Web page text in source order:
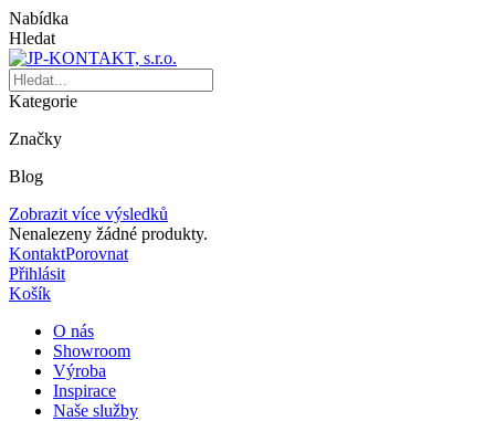
Nabídka
Hledat
Kategorie
Značky
Blog
Zobrazit více výsledků
Nenalezeny žádné produkty.
KontaktPorovnat
Přihlásit
Košík
O nás
Showroom
Výroba
Inspirace
Naše služby